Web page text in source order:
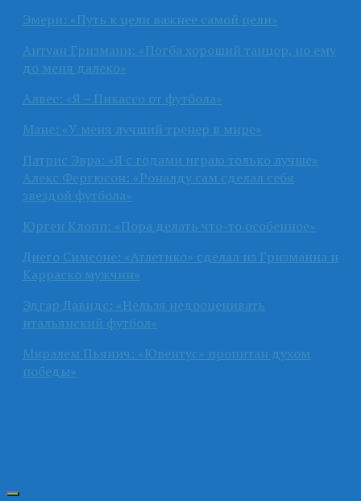
Эмери: «Путь к цели важнее самой цели»
Антуан Гризманн: «Погба хороший танцор, но ему
до меня далеко»
Алвес: «Я – Пикассо от футбола»
Мане: «У меня лучший тренер в мире»
Патрис Эвра: «Я с годами играю только лучше»
Алекс Фергюсон: «Роналду сам сделал себя
звездой футбола»
Юрген Клопп: «Пора делать что-то особенное»
Диего Симеоне: «Атлетико» сделал из Гризманна и
Карраско мужчин»
Эдгар Давидс: «Нельзя недооценивать
итальянский футбол»
Миралем Пьянич: «Ювентус» пропитан духом
победы»